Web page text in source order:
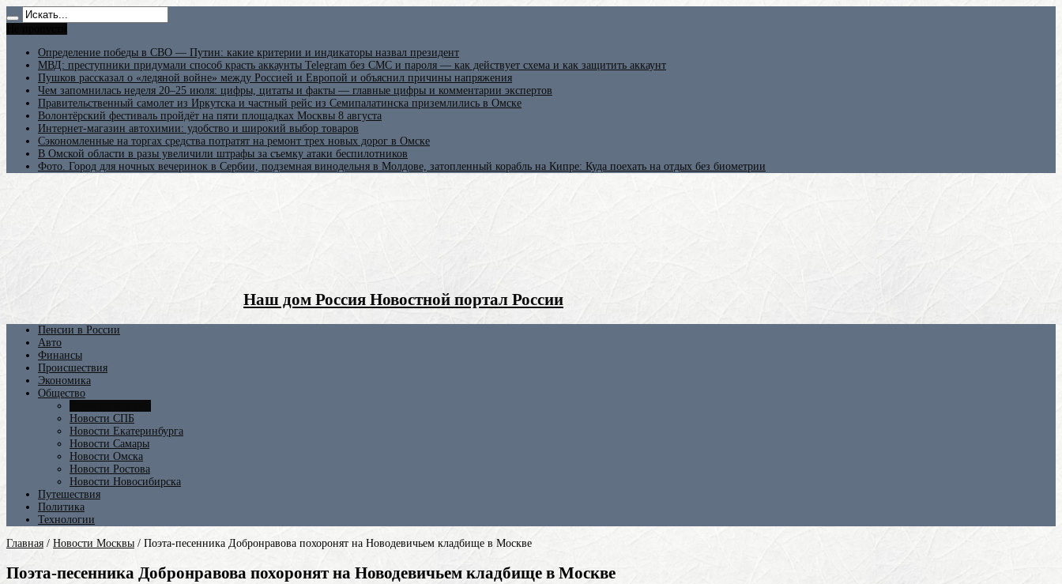
Определение победы в СВО — Путин: какие критерии и индикаторы назвал президент
МВД: преступники придумали способ красть аккаунты Telegram без СМС и пароля — как действует схема и как защитить аккаунт
Пушков рассказал о «ледяной войне» между Россией и Европой и объяснил причины напряжения
Чем запомнилась неделя 20–25 июля: цифры, цитаты и факты — главные цифры и комментарии экспертов
Правительственный самолет из Иркутска и частный рейс из Семипалатинска приземлились в Омске
Волонтёрский фестиваль пройдёт на пяти площадках Москвы 8 августа
Интернет-магазин автохимии: удобство и широкий выбор товаров
Сэкономленные на торгах средства потратят на ремонт трех новых дорог в Омске
В Омской области в разы увеличили штрафы за съемку атаки беспилотников
Фото. Город для ночных вечеринок в Сербии, подземная винодельня в Молдове, затопленный корабль на Кипре: Куда поехать на отдых без биометрии
Наш дом Россия Новостной портал России
Пенсии в России
Авто
Финансы
Происшествия
Экономика
Общество
Новости СПБ
Новости Екатеринбурга
Новости Самары
Новости Омска
Новости Ростова
Новости Новосибирска
Путешествия
Политика
Технологии
Главная / Новости Москвы / Поэта-песенника Добронравова похоронят на Новодевичьем кладбище в Москве
Поэта-песенника Добронравова похоронят на Новодевичьем кладбище в Москве